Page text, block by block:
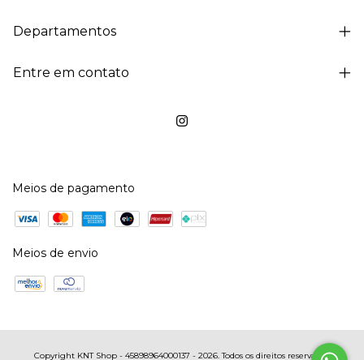
Departamentos
Entre em contato
Meios de pagamento
Meios de envio
Copyright KNT Shop - 45898964000137 - 2026. Todos os direitos reservados.